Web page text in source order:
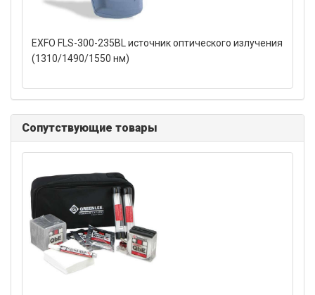
EXFO FLS-300-235BL источник оптического излучения
(1310/1490/1550 нм)
Сопутствующие товары